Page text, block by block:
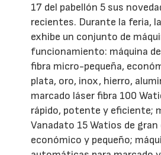
17 del pabellón 5 sus
recientes. Durante la feria,
exhibe un conjunto de
funcionamiento: máquina
fibra micro-pequeña,
plata, oro, inox, hierro,
marcado láser fibra 100
rápido, potente y eficiente;
Vanadato 15 Watios de gran
económico y pequeño;